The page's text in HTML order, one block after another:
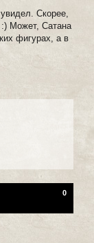
Скорее,
:) Может, Сатана
фигурах, а в
0